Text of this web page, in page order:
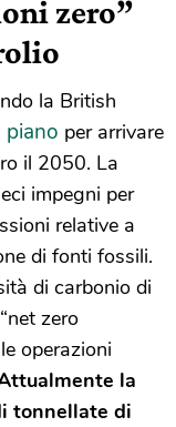
zero”
la British
per arrivare
il 2050. La
impegni per
relative a
di fonti fossili.
di carbonio di
zero
operazioni
ttualmente la
tonnellate di